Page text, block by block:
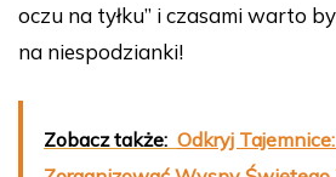
oczu na tyłku” i czasami warto
na niespodzianki!
Zobacz także: Odkryj